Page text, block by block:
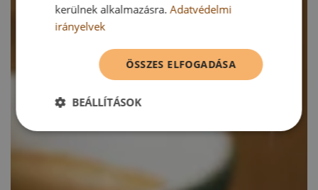
kerülnek alkalmazásra.Adatvédelmi
irányelvek
ÖSSZES ELFOGADÁSA
BEÁLLÍTÁSOK